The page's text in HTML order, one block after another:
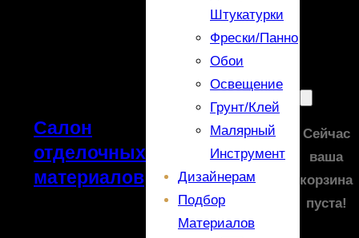
Салон
отделочных
материалов
Штукатурки
Фрески/панно
Обои
Освещение
Грунт/Клей
Малярный
Инструмент
Дизайнерам
Подбор
Материалов
Сейчас
ваша
корзина
пуста!